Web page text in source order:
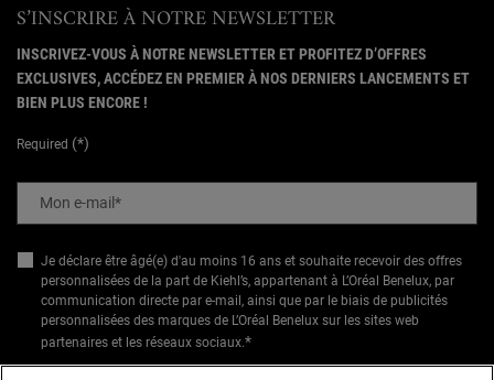
S’INSCRIRE À NOTRE NEWSLETTER
INSCRIVEZ-VOUS À NOTRE NEWSLETTER ET PROFITEZ D’OFFRES
EXCLUSIVES, ACCÉDEZ EN PREMIER À NOS DERNIERS LANCEMENTS ET
BIEN PLUS ENCORE !
Required (*)
Mon e-mail*
Je déclare être âgé(e) d'au moins 16 ans et souhaite recevoir des offres
personnalisées de la part de Kiehl’s, appartenant à L’Oréal Benelux, par
communication directe par e-mail, ainsi que par le biais de publicités
personnalisées des marques de L’Oréal Benelux sur les sites web
partenaires et les réseaux sociaux.*